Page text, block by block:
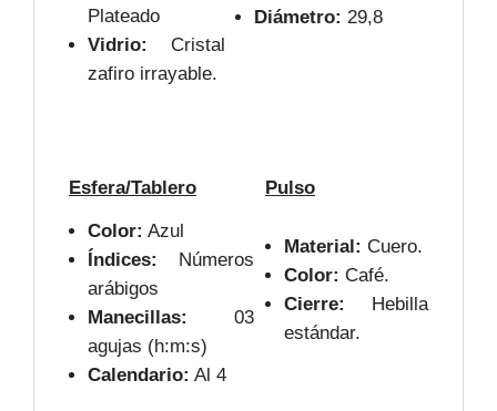
Plateado
Vidrio:
Cristal
zafiro irrayable.
Diámetro: 29,8
Esfera/Tablero Pulso
Color: Azul
Índices:
Números
arábigos
Manecillas:
03
agujas (h:m:s)
Calendario: Al 4
Material: Cuero.
Color: Café.
Cierre:
Hebilla
estándar.